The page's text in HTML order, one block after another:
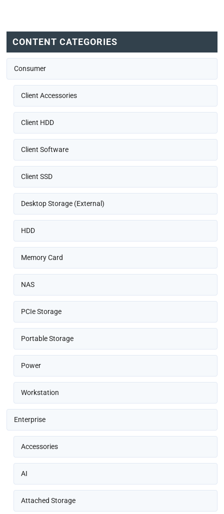
CONTENT CATEGORIES
Consumer
Client Accessories
Client HDD
Client Software
Client SSD
Desktop Storage (External)
HDD
Memory Card
NAS
PCIe Storage
Portable Storage
Power
Workstation
Enterprise
Accessories
AI
Attached Storage